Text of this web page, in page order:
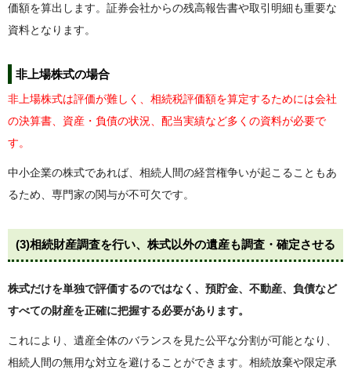
価額を算出します。証券会社からの残高報告書や取引明細も重要な
資料となります。
非上場株式の場合
非上場株式は評価が難しく、相続税評価額を算定するためには会社
の決算書、資産・負債の状況、配当実績など多くの資料が必要で
す。
中小企業の株式であれば、相続人間の経営権争いが起こることもあ
るため、専門家の関与が不可欠です。
(3)相続財産調査を行い、株式以外の遺産も調査・確定させる
株式だけを単独で評価するのではなく、預貯金、不動産、負債など
すべての財産を正確に把握する必要があります。
これにより、遺産全体のバランスを見た公平な分割が可能となり、
相続人間の無用な対立を避けることができます。相続放棄や限定承